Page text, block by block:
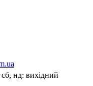
сб, нд: вихідний